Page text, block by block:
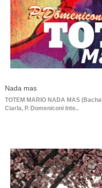
Nada mas
TOTEM MARIO NADA MAS
Ciarla, P. Domeniconi Inte..